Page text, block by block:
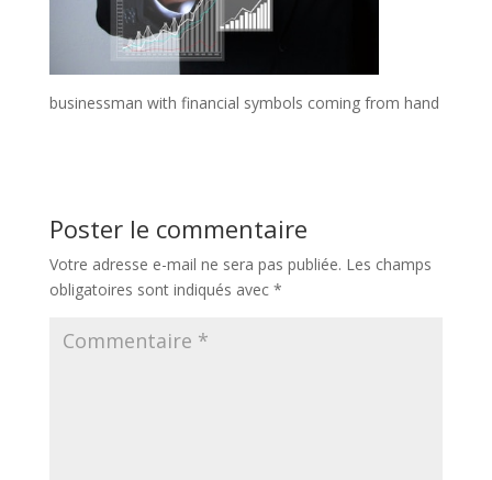
businessman with financial symbols coming from hand
Poster le commentaire
Votre adresse e-mail ne sera pas publiée. Les champs
obligatoires sont indiqués avec *